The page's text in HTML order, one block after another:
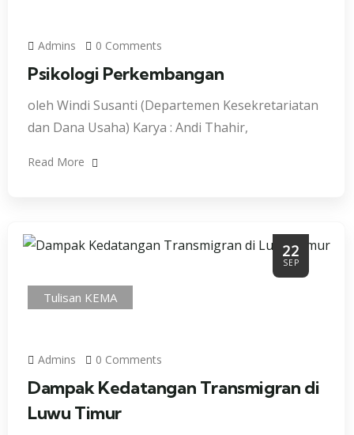
Admins 0 Comments
Psikologi Perkembangan
oleh Windi Susanti (Departemen Kesekretariatan
dan Dana Usaha) Karya : Andi Thahir,
Read More
22
SEP
Tulisan KEMA
Admins 0 Comments
Dampak Kedatangan Transmigran di
Luwu Timur